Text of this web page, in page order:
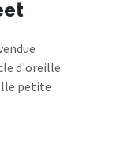
d'oreille
petite